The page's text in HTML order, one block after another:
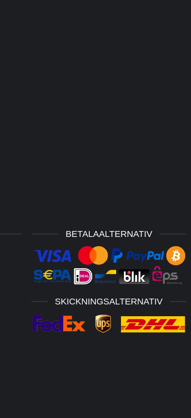
BETALAALTERNATIV
SKICKNINGSALTERNATIV